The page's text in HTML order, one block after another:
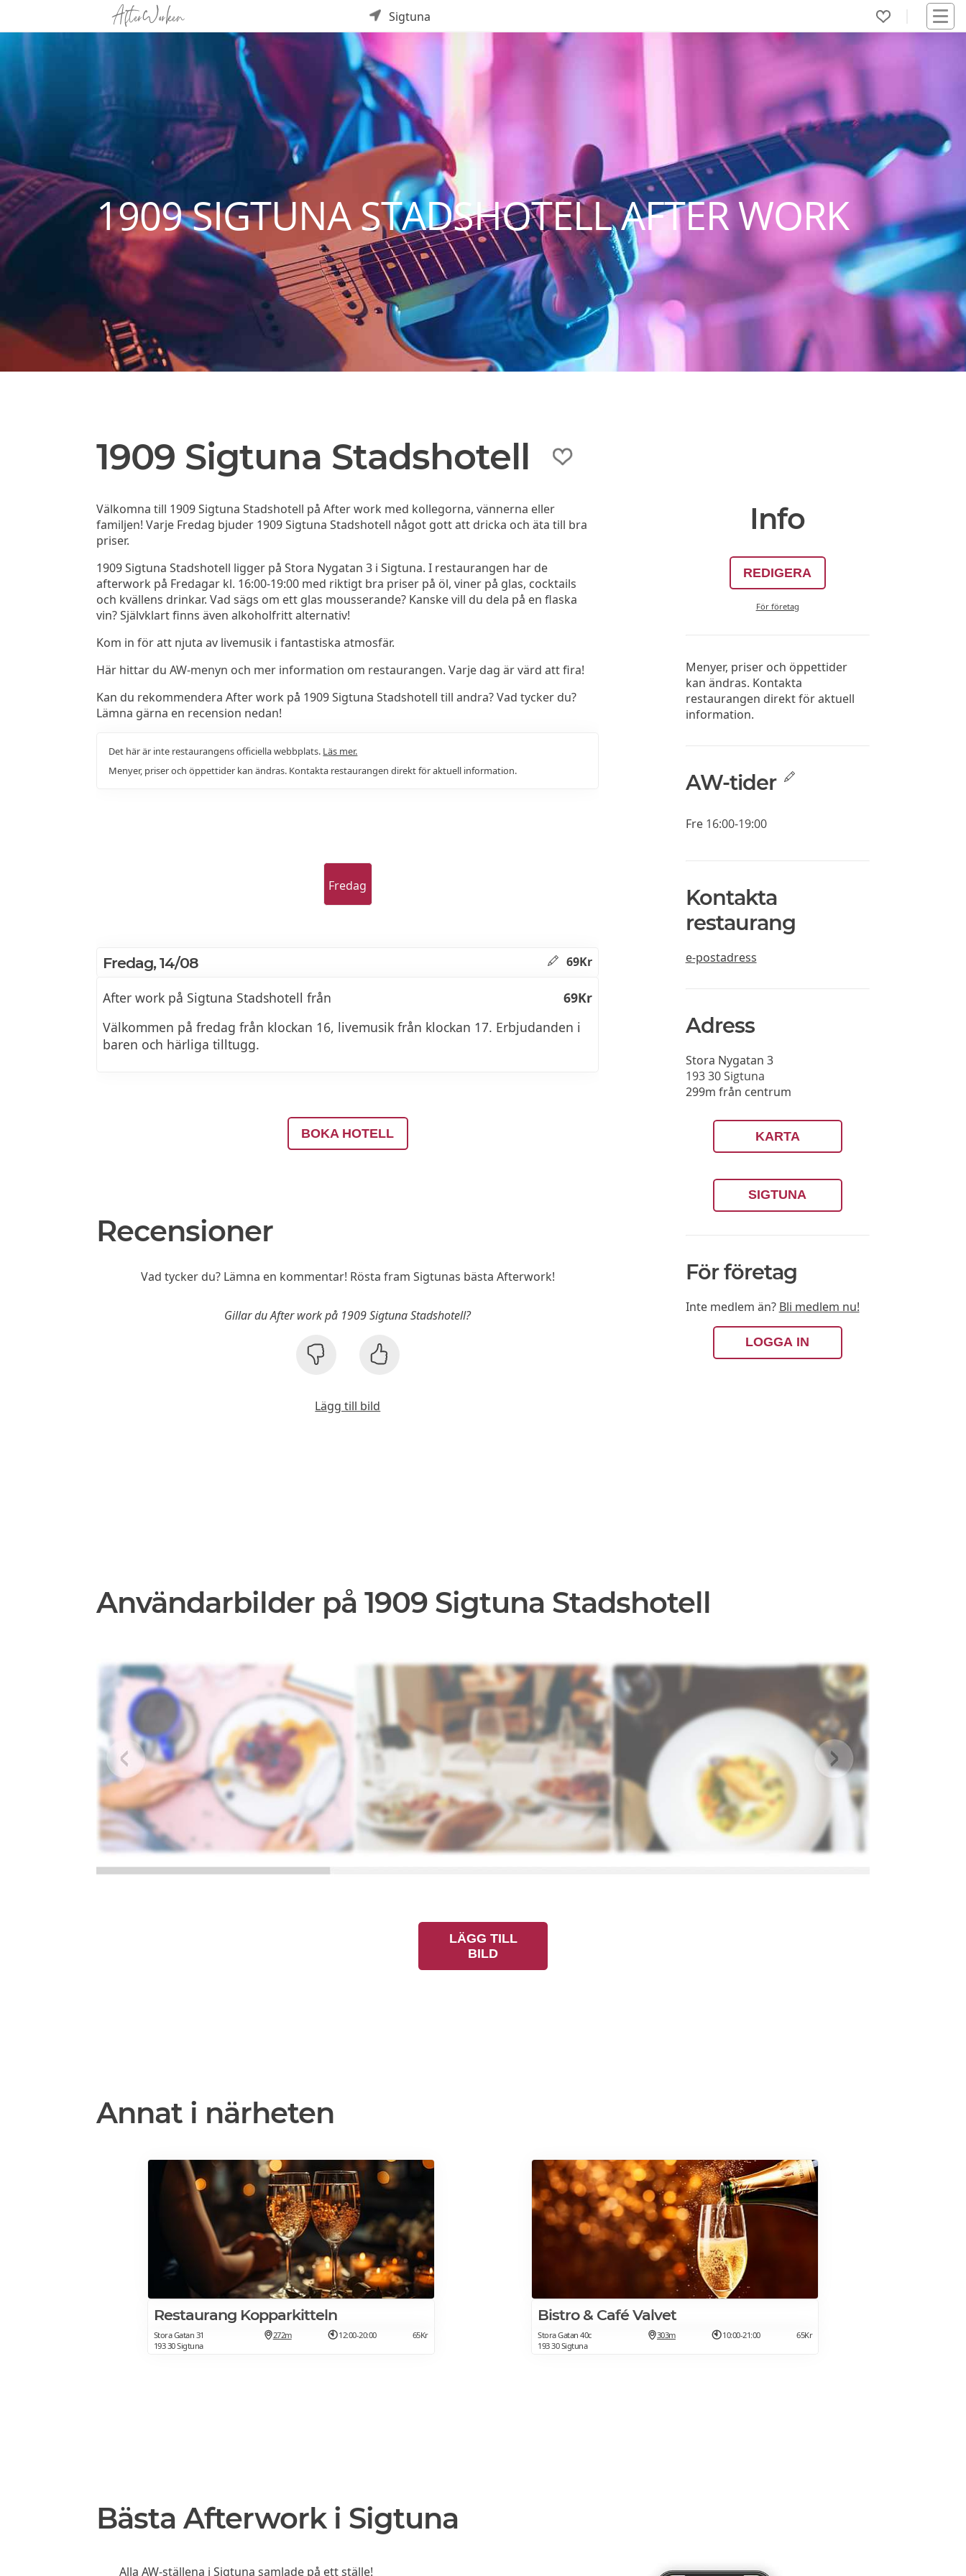
Sigtuna
1909 SIGTUNA STADSHOTELL AFTER WORK
1909 Sigtuna Stadshotell
Välkomna till 1909 Sigtuna Stadshotell på After work med kollegorna, vännerna eller
familjen! Varje Fredag bjuder 1909 Sigtuna Stadshotell något gott att dricka och äta till bra
priser.
1909 Sigtuna Stadshotell ligger på Stora Nygatan 3 i Sigtuna. I restaurangen har de
afterwork på Fredagar kl. 16:00-19:00 med riktigt bra priser på öl, viner på glas, cocktails
och kvällens drinkar. Vad sägs om ett glas mousserande? Kanske vill du dela på en flaska
vin? Självklart finns även alkoholfritt alternativ!
Kom in för att njuta av livemusik i fantastiska atmosfär.
Här hittar du AW-menyn och mer information om restaurangen. Varje dag är värd att fira!
Kan du rekommendera After work på 1909 Sigtuna Stadshotell till andra? Vad tycker du?
Lämna gärna en recension nedan!
Det här är inte restaurangens officiella webbplats. Läs mer.
Menyer, priser och öppettider kan ändras. Kontakta restaurangen direkt för aktuell information.
Fredag
Fredag, 14/08 69Kr
After work på Sigtuna Stadshotell från
69Kr
Välkommen på fredag från klockan 16, livemusik från klockan 17. Erbjudanden i
baren och härliga tilltugg.
BOKA HOTELL
Recensioner
Vad tycker du? Lämna en kommentar! Rösta fram Sigtunas bästa Afterwork!
Gillar du After work på 1909 Sigtuna Stadshotell?
Lägg till bild
Info
REDIGERA
För företag
Menyer, priser och öppettider
kan ändras. Kontakta
restaurangen direkt för aktuell
information.
AW-tider
Fre 16:00-19:00
Kontakta
restaurang
e-postadress
Adress
Stora Nygatan 3
193 30 Sigtuna
299m från centrum
KARTA
SIGTUNA
För företag
Inte medlem än? Bli medlem nu!
LOGGA IN
Användarbilder på 1909 Sigtuna Stadshotell
LÄGG TILL
BILD
Annat i närheten
Restaurang Kopparkitteln
Stora Gatan 31
193 30 Sigtuna
272m 12:00-20:00 65Kr
Bistro & Café Valvet
Stora Gatan 40c
193 30 Sigtuna
303m 10:00-21:00 65Kr
Bästa Afterwork i Sigtuna
Alla AW-ställena i Sigtuna samlade på ett ställe!